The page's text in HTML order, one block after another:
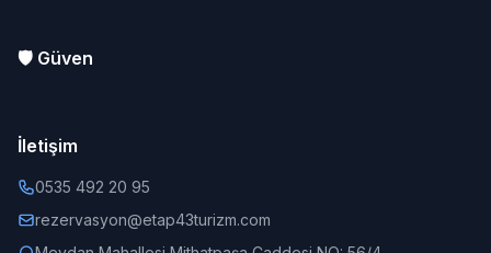
🛡️ Güven
İletişim
0535 492 20 95
rezervasyon@etap43turizm.com